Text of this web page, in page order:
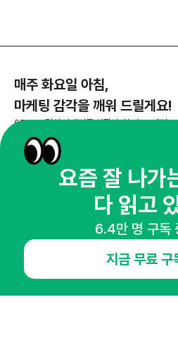
매주 화요일 아침,
마케팅 감각을 깨워 드릴게요!
65,043명의 마케터를 성장시키는 뉴스레터
뉴스레터 구독하기
공지사항 제휴문의
뉴스레터
광고안내
요즘 잘 나가
다 읽고
6.4만 명 구독
지금 무료 구